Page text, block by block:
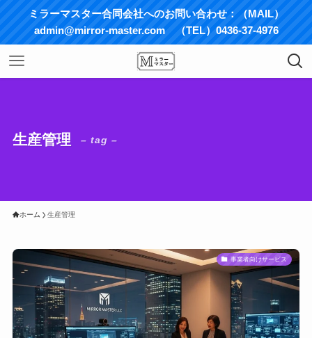
ミラーマスター合同会社へのお問い合わせ：（MAIL）
admin@mirror-master.com （TEL）0436-37-4976
生産管理 – tag –
ホーム 生産管理
事業者向けサービス